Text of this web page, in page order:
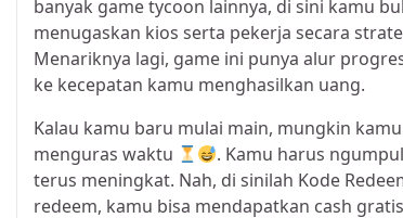
banyak game tycoon lainnya, di sini kamu
menugaskan kios serta pekerja secara
Menariknya lagi, game ini punya alur
ke kecepatan kamu menghasilkan uang.
Kalau kamu baru mulai main, mungkin
menguras waktu
. Kamu harus
terus meningkat. Nah, di sinilah Kode
redeem, kamu bisa mendapatkan cash